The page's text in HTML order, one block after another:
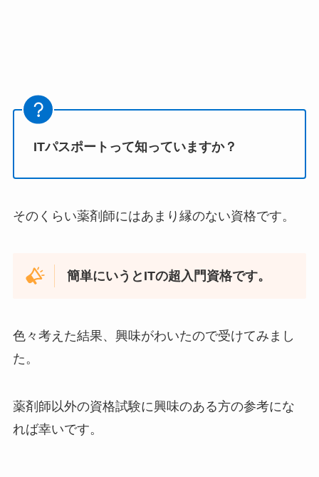
ITパスポートって知っていますか？
そのくらい薬剤師にはあまり縁のない資格です。
簡単にいうとITの超入門資格です。
色々考えた結果、興味がわいたので受けてみまし
た。
薬剤師以外の資格試験に興味のある方の参考にな
れば幸いです。